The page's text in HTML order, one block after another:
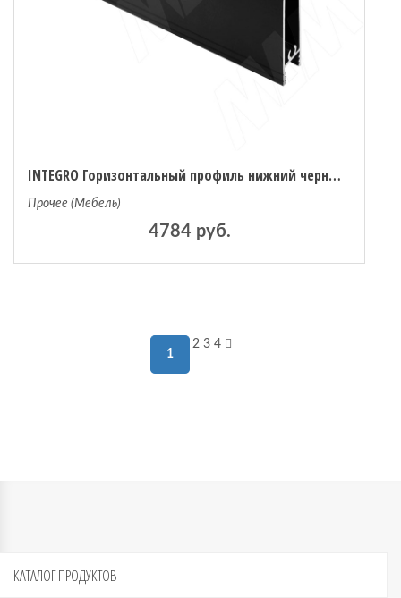
INTEGRO Горизонтальный профиль нижний черный, L-6000 (IN05050A)
Прочее (Мебель)
4784 руб.
1
2 3 4
КАТАЛОГПРОДУКТОВ